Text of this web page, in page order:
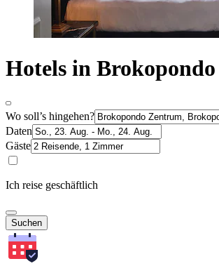
Hotels in
Wo soll’s hingehen?
Daten
Gäste
Ich reise geschäftlich
Suchen